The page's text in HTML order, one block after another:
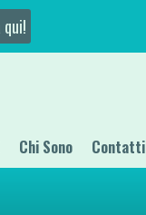
Chi Sono Contatti